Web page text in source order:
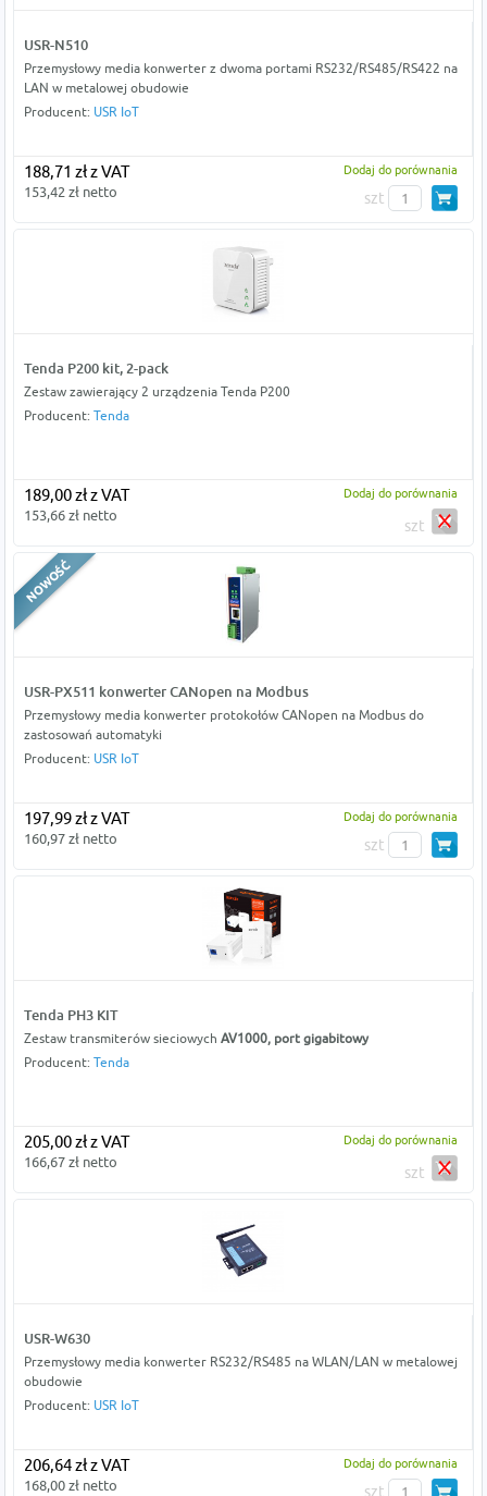
USR-N510
Przemysłowy media konwerter z dwoma portami RS232/RS485/RS422 na
LAN w metalowej obudowie
Producent: USR IoT
188,71 zł z VAT
153,42 zł netto
Dodaj do porównania
szt
Tenda P200 kit, 2-pack
Zestaw zawierający 2 urządzenia Tenda P200
Producent: Tenda
189,00 zł z VAT
153,66 zł netto
Dodaj do porównania
szt
USR-PX511 konwerter CANopen na Modbus
Przemysłowy media konwerter protokołów CANopen na Modbus do
zastosowań automatyki
Producent: USR IoT
197,99 zł z VAT
160,97 zł netto
Dodaj do porównania
szt
Tenda PH3 KIT
Zestaw transmiterów sieciowych AV1000, port gigabitowy
Producent: Tenda
205,00 zł z VAT
166,67 zł netto
Dodaj do porównania
szt
USR-W630
Przemysłowy media konwerter RS232/RS485 na WLAN/LAN w metalowej
obudowie
Producent: USR IoT
206,64 zł z VAT
168,00 zł netto
Dodaj do porównania
szt